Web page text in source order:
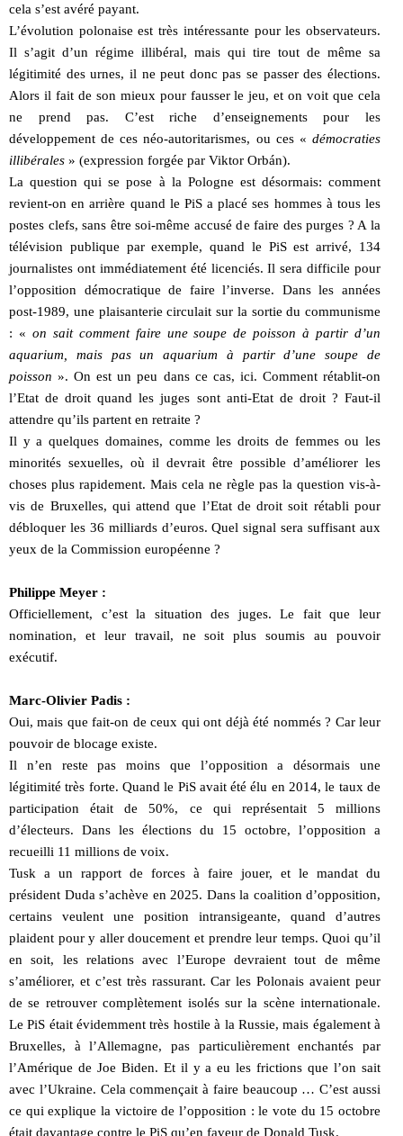
cela s’est avéré payant.
L’évolution polonaise est très intéressante pour les observateurs.
Il s’agit d’un régime illibéral, mais qui tire tout de même sa
légitimité des urnes, il ne peut donc pas se passer des élections.
Alors il fait de son mieux pour fausser le jeu, et on voit que cela
ne prend pas. C’est riche d’enseignements pour les
développement de ces néo-autoritarismes, ou ces « démocraties
illibérales » (expression forgée par Viktor Orbán).
La question qui se pose à la Pologne est désormais: comment
revient-on en arrière quand le PiS a placé ses hommes à tous les
postes clefs, sans être soi-même accusé de faire des purges ? A la
télévision publique par exemple, quand le PiS est arrivé, 134
journalistes ont immédiatement été licenciés. Il sera difficile pour
l’opposition démocratique de faire l’inverse. Dans les années
post-1989, une plaisanterie circulait sur la sortie du communisme
: « on sait comment faire une soupe de poisson à partir d’un
aquarium, mais pas un aquarium à partir d’une soupe de
poisson ». On est un peu dans ce cas, ici. Comment rétablit-on
l’Etat de droit quand les juges sont anti-Etat de droit ? Faut-il
attendre qu’ils partent en retraite ?
Il y a quelques domaines, comme les droits de femmes ou les
minorités sexuelles, où il devrait être possible d’améliorer les
choses plus rapidement. Mais cela ne règle pas la question vis-à-
vis de Bruxelles, qui attend que l’Etat de droit soit rétabli pour
débloquer les 36 milliards d’euros. Quel signal sera suffisant aux
yeux de la Commission européenne ?
Philippe Meyer :
Officiellement, c’est la situation des juges. Le fait que leur
nomination, et leur travail, ne soit plus soumis au pouvoir
exécutif.
Marc-Olivier Padis :
Oui, mais que fait-on de ceux qui ont déjà été nommés ? Car leur
pouvoir de blocage existe.
Il n’en reste pas moins que l’opposition a désormais une
légitimité très forte. Quand le PiS avait été élu en 2014, le taux de
participation était de 50%, ce qui représentait 5 millions
d’électeurs. Dans les élections du 15 octobre, l’opposition a
recueilli 11 millions de voix.
Tusk a un rapport de forces à faire jouer, et le mandat du
président Duda s’achève en 2025. Dans la coalition d’opposition,
certains veulent une position intransigeante, quand d’autres
plaident pour y aller doucement et prendre leur temps. Quoi qu’il
en soit, les relations avec l’Europe devraient tout de même
s’améliorer, et c’est très rassurant. Car les Polonais avaient peur
de se retrouver complètement isolés sur la scène internationale.
Le PiS était évidemment très hostile à la Russie, mais également à
Bruxelles, à l’Allemagne, pas particulièrement enchantés par
l’Amérique de Joe Biden. Et il y a eu les frictions que l’on sait
avec l’Ukraine. Cela commençait à faire beaucoup … C’est aussi
ce qui explique la victoire de l’opposition : le vote du 15 octobre
était davantage contre le PiS qu’en faveur de Donald Tusk.